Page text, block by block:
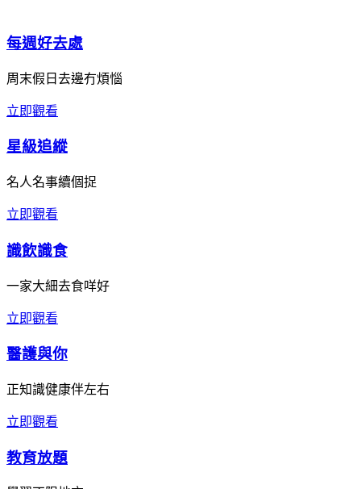
每週好去處
周末假日去邊冇煩惱
立即觀看
星級追縱
名人名事續個捉
立即觀看
識飲識食
一家大細去食咩好
立即觀看
醫護與你
正知識健康伴左右
立即觀看
教育放題